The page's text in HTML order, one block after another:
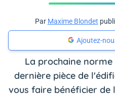
Par Maxime Blondet
Ajoutez-
La prochaine norme
dernière pièce de
vous faire bénéficier de